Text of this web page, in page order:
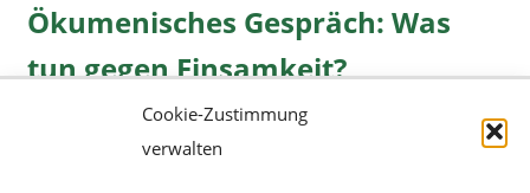
Cookie-Zustimmung
verwalten
Ökumenisches Gespräch: Was
tun gegen Einsamkeit?
08.06.2026 |» mehr...